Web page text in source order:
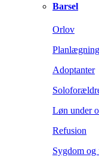
Barsel
Orlov
Adoptanter
Løn under
Refusion
Sygdom